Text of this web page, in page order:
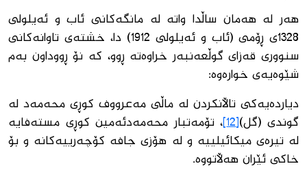
هەر لە هەمان ساڵدا واتە لە مانگەكانی ئاب و ئەیلولی
1328ی ڕۆمی (ئاب و ئەیلولی 1912) دا، خشتەی تاوانەكانی
سنووری قەزای گوڵعەنبەر خراوەتە ڕوو، كە نۆ ڕووداون بەم
شێوەیەی خوارەوە:
دیاردەیەكی تاڵانكردن لە ماڵی مەعرووف كوڕی محەمەد لە
گوندی (گل)[12]
، تۆمەتبار محەمەدئەمین كوڕی مستەفایە
لە تیرەی میكائیلییە و لە هۆزی جافە كۆچەرییەكانە و بۆ
خاكی ئێران هەڵاتووە.